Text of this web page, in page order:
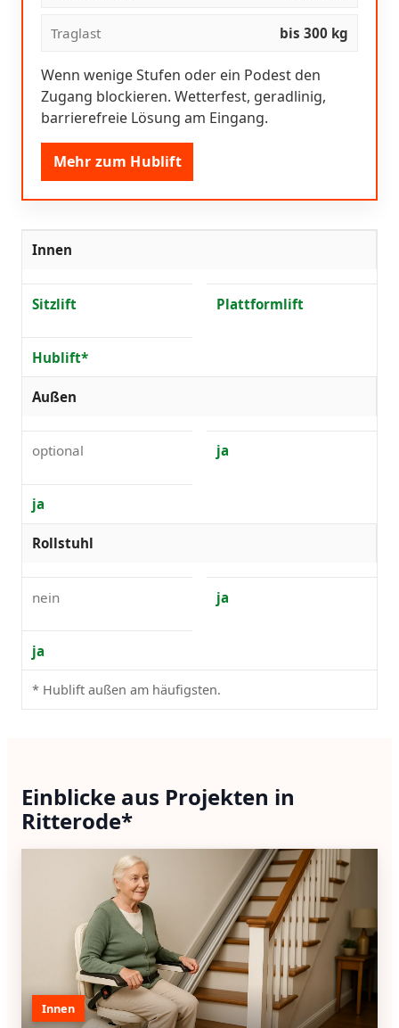
Traglast bis 300 kg
Wenn wenige Stufen oder ein Podest den
Zugang blockieren. Wetterfest, geradlinig,
barrierefreie Lösung am Eingang.
Mehr zum Hublift
Innen
Sitzlift Plattformlift
Hublift*
Außen
optional ja
ja
Rollstuhl
nein ja
ja
* Hublift außen am häufigsten.
Einblicke aus Projekten in
Ritterode*
Innen